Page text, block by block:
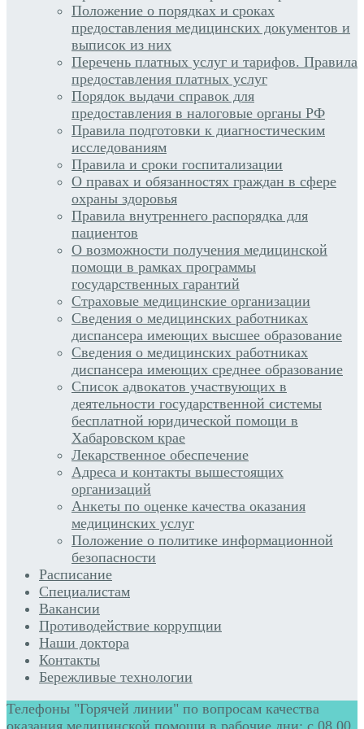
Положение о порядках и сроках
предоставления медицинских документов и
выписок из них
Перечень платных услуг и тарифов. Правила
предоставления платных услуг
Порядок выдачи справок для
предоставления в налоговые органы РФ
Правила подготовки к диагностическим
исследованиям
Правила и сроки госпитализации
О правах и обязанностях граждан в сфере
охраны здоровья
Правила внутреннего распорядка для
пациентов
О возможности получения медицинской
помощи в рамках программы
государственных гарантий
Страховые медицинские организации
Сведения о медицинских работниках
диспансера имеющих высшее образование
Сведения о медицинских работниках
диспансера имеющих среднее образование
Список адвокатов участвующих в
деятельности государственной системы
бесплатной юридической помощи в
Хабаровском крае
Лекарственное обеспечение
Адреса и контакты вышестоящих
организаций
Анкеты по оценке качества оказания
медицинских услуг
Положение о политике информационной
безопасности
Расписание
Специалистам
Вакансии
Противодействие коррупции
Наши доктора
Контакты
Бережливые технологии
Телефоны "Горячей линии" по вопросам качества